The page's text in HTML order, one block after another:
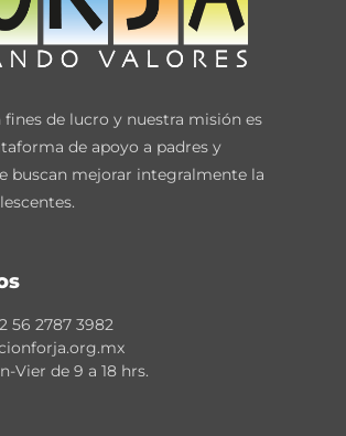
fines de lucro y nuestra misión es
de apoyo a padres y
buscan mejorar integralmente la
56 2787 3982
Vier de 9 a 18 hrs.